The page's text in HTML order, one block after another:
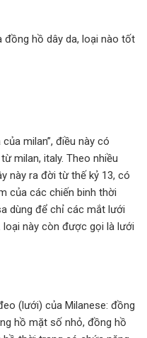
đồng hồ dây da, loại nào tốt
milan”, điều này có
milan, italy. Theo nhiều
này ra đời từ thế kỷ 13, có
của các chiến binh thời
dùng để chỉ các mắt lưới
này còn được gọi là lưới
(lưới) của Milanese: đồng
hồ mặt số nhỏ, đồng hồ